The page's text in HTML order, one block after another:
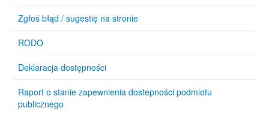
Zgłoś błąd / sugestię na stronie
RODO
Deklaracja dostępności
Raport o stanie zapewnienia dostepności podmiotu
publicznego